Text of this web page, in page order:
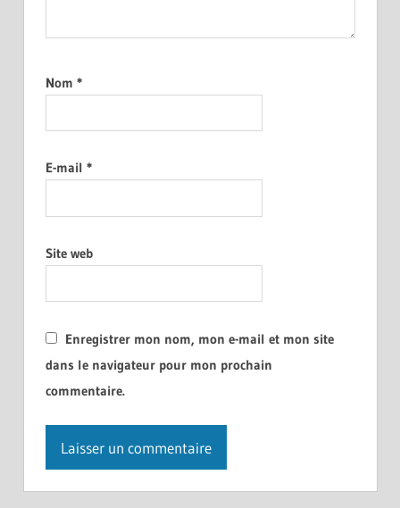
Nom *
E-mail *
Site web
Enregistrer mon nom, mon e-mail et mon site
dans le navigateur pour mon prochain
commentaire.